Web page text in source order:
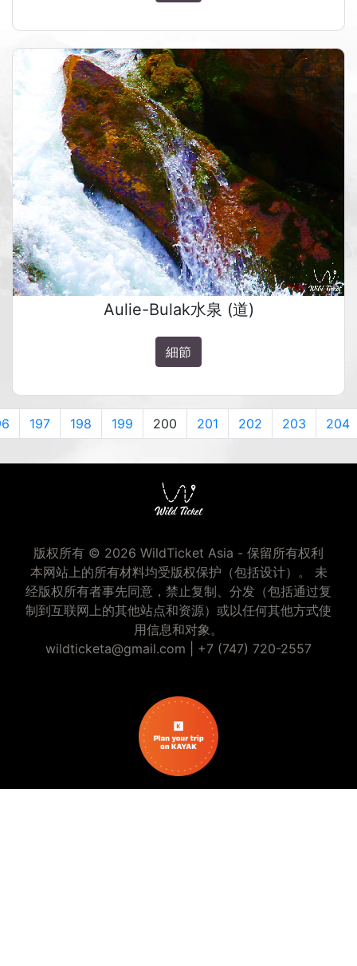
Aulie-Bulak水泉 (道)
細節
197 198 199 200 201 202 203 204
版权所有 © 2026 WildTicket Asia - 保留所有权利
本网站上的所有材料均受版权保护（包括设计）。 未
经版权所有者事先同意，禁止复制、分发（包括通过复
制到互联网上的其他站点和资源）或以任何其他方式使
用信息和对象。
wildticketa@gmail.com
+7 (747) 720-2557